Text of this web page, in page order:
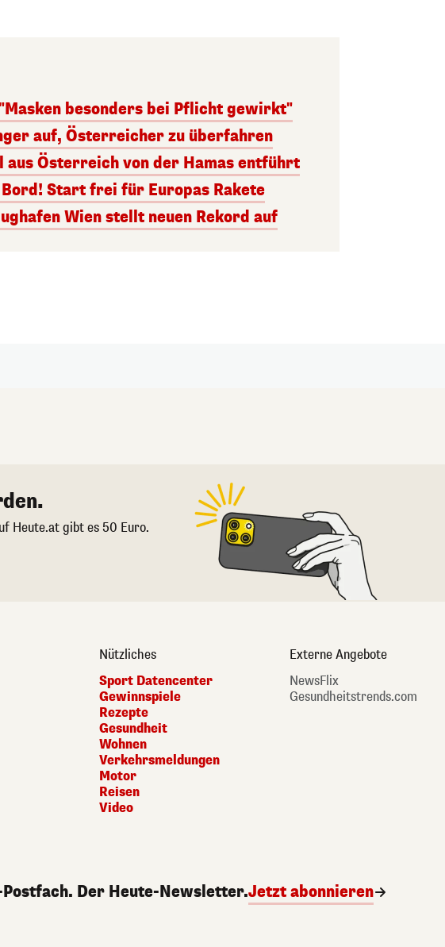
besonders bei Pflicht gewirkt"
auf, Österreicher zu überfahren
aus Österreich von der Hamas entführt
Start frei für Europas Rakete
Wien stellt neuen Rekord auf
Heute.at gibt es 50 Euro.
Nützliches
Sport Datencenter
Gewinnspiele
Rezepte
Gesundheit
Wohnen
Verkehrsmeldungen
Motor
Reisen
Video
Externe Angebote
NewsFlix
Gesundheitstrends.com
Der Heute-Newsletter.Jetzt abonnieren